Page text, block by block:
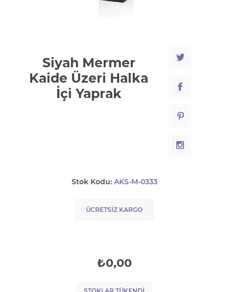
Siyah Mermer
Kaide Üzeri Halka
İçi Yaprak
Stok Kodu: AKS-M-0333
ÜCRETSIZ KARGO
₺0,00